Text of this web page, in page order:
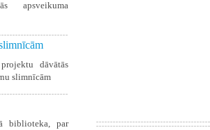
apsveikuma
dāvātās
slimnīcām
biblioteka, par